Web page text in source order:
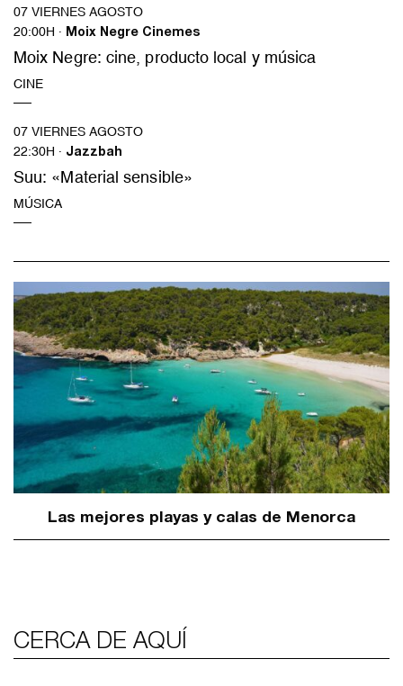
07 VIERNES AGOSTO
20:00H · Moix Negre Cinemes
Moix Negre: cine, producto local y música
CINE
07 VIERNES AGOSTO
22:30H · Jazzbah
Suu: «Material sensible»
MÚSICA
Las mejores playas y calas de Menorca
CERCA DE AQUÍ